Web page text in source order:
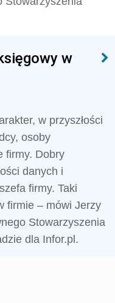
w
w przyszłości
osoby
firmy. Dobry
danych i
firmy. Taki
firmie – mówi Jerzy
Stowarzyszenia
dla Infor.pl.